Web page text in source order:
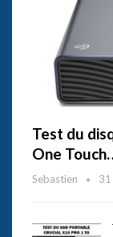
Test du
One
Sebastien